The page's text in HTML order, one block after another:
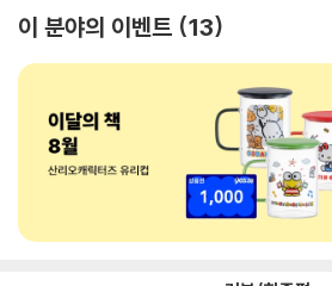
이 분야의 이벤트 13